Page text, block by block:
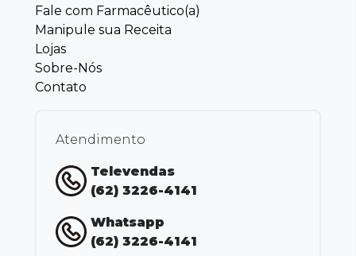
Fale com Farmacêutico(a)
Manipule sua Receita
Lojas
Sobre-Nós
Contato
Atendimento
Televendas
(62) 3226-4141
Whatsapp
(62) 3226-4141